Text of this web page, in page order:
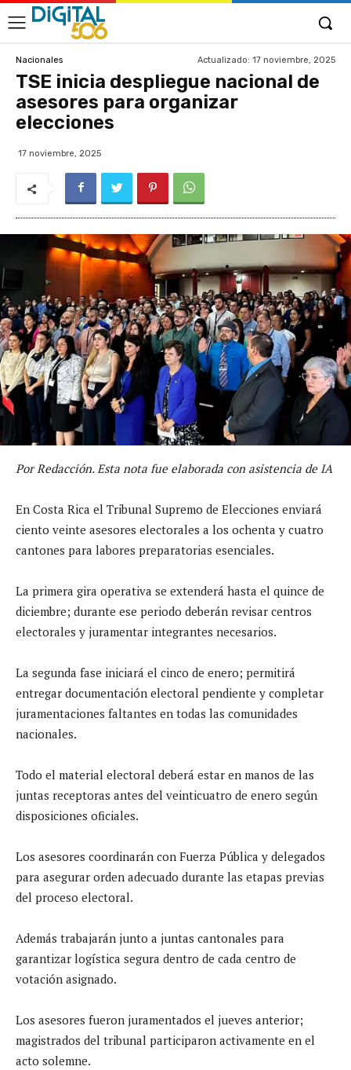
Nacionales Actualizado: 17 noviembre, 2025
TSE inicia despliegue nacional de
asesores para organizar
elecciones
17 noviembre, 2025
Por Redacción. Esta nota fue elaborada con asistencia de IA
En Costa Rica el Tribunal Supremo de Elecciones enviará
ciento veinte asesores electorales a los ochenta y cuatro
cantones para labores preparatorias esenciales.
La primera gira operativa se extenderá hasta el quince de
diciembre; durante ese periodo deberán revisar centros
electorales y juramentar integrantes necesarios.
La segunda fase iniciará el cinco de enero; permitirá
entregar documentación electoral pendiente y completar
juramentaciones faltantes en todas las comunidades
nacionales.
Todo el material electoral deberá estar en manos de las
juntas receptoras antes del veinticuatro de enero según
disposiciones oficiales.
Los asesores coordinarán con Fuerza Pública y delegados
para asegurar orden adecuado durante las etapas previas
del proceso electoral.
Además trabajarán junto a juntas cantonales para
garantizar logística segura dentro de cada centro de
votación asignado.
Los asesores fueron juramentados el jueves anterior;
magistrados del tribunal participaron activamente en el
acto solemne.